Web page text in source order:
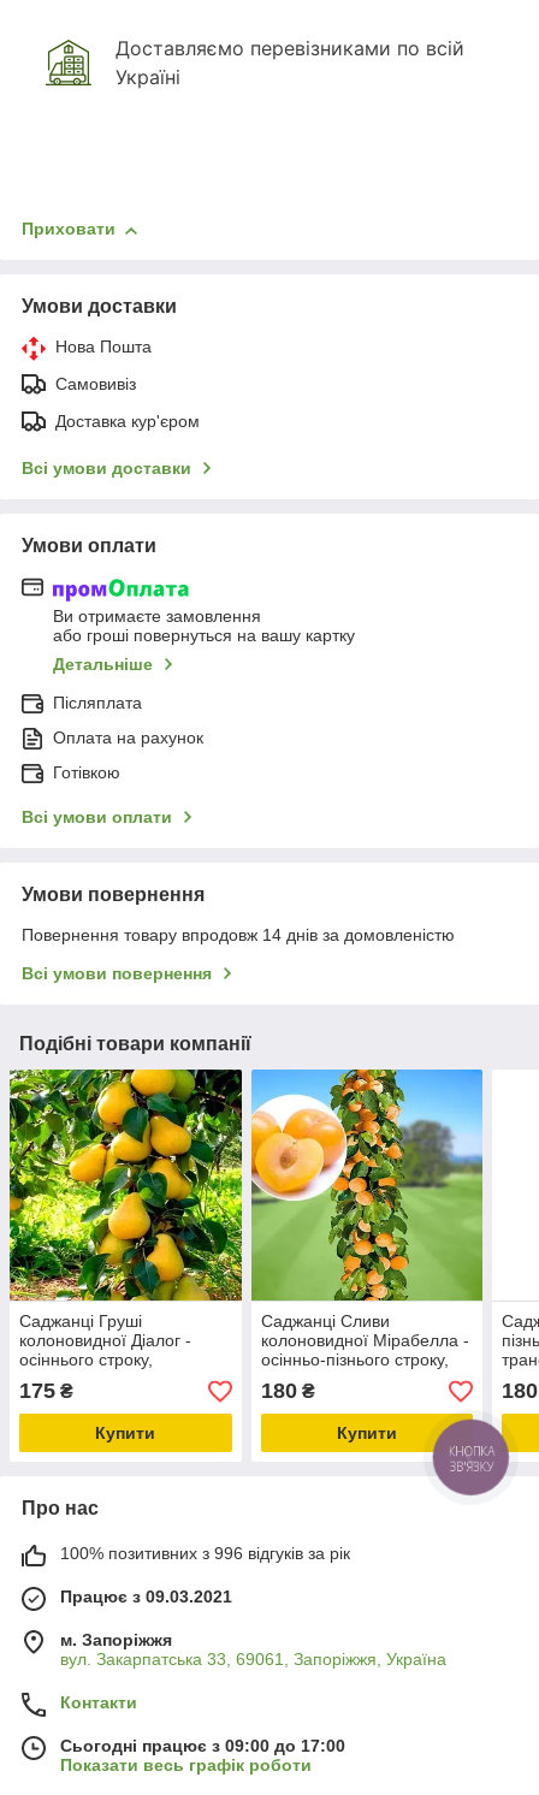
Доставляємо перевізниками по всій
Україні
Приховати
Умови доставки
Нова Пошта
Самовивіз
Доставка кур'єром
Всі умови доставки
Умови оплати
Ви отримаєте замовлення
або гроші повернуться на вашу картку
Детальніше
Післяплата
Оплата на рахунок
Готівкою
Всі умови оплати
Умови повернення
Повернення товару впродовж 14 днів за домовленістю
Всі умови повернення
Подібні товари компанії
Саджанці Груші
колоновидної Діалог -
осіннього строку,
урожайна, морозостійка,
транспортабельна
175 ₴
Купити
Саджанці Сливи
колоновидної Мірабелла -
осінньо-пізнього строку,
крупноплідна,
транспортабельна
180₴
Купити
180
Про нас
100% позитивних з 996 відгуків за рік
Працює з 09.03.2021
м. Запоріжжя
вул. Закарпатська 33, 69061, Запоріжжя, Україна
Контакти
Сьогодні працює з 09:00 до 17:00
Показати весь графік роботи